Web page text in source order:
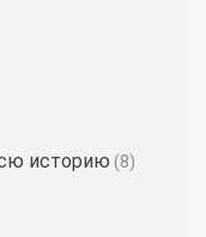
историю (8)